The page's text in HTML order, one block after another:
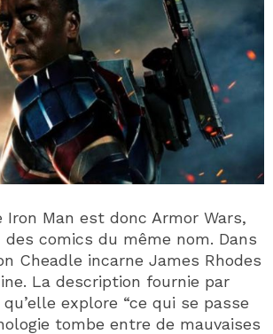
Iron Man est donc Armor Wars,
comics du même nom. Dans
Cheadle incarne James Rhodes
La description fournie par
explore “ce qui se passe
tombe entre de mauvaises